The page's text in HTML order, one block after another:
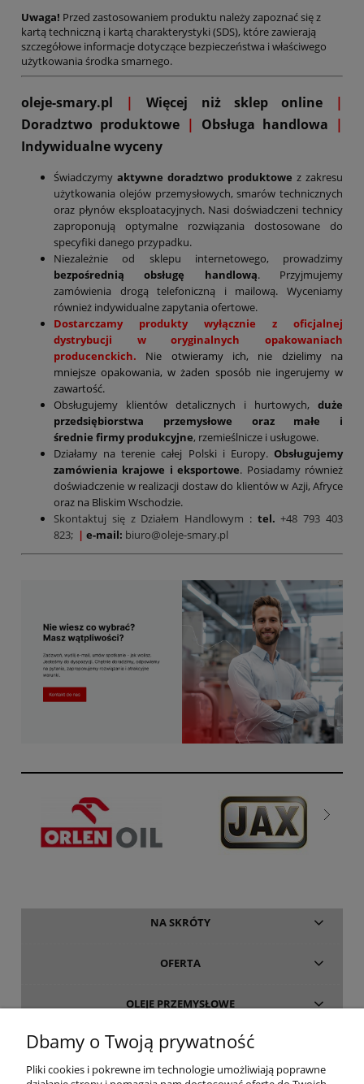
Uwaga! Przed zastosowaniem produktu należy zapoznać się z
kartą techniczną i kartą charakterystyki (SDS), które zawierają
szczegółowe informacje dotyczące bezpieczeństwa i właściwego
użytkowania środka smarnego.
oleje-smary.pl | Więcej niż sklep online
|
Doradztwo produktowe | Obsługa handlowa |
Indywidualne wyceny
Świadczymy aktywne doradztwo produktowe z zakresu
użytkowania olejów przemysłowych, smarów technicznych
oraz płynów eksploatacyjnych. Nasi doświadczeni technicy
zaproponują optymalne rozwiązania dostosowane do
specyfiki danego przypadku.
Niezależnie od sklepu internetowego, prowadzimy
bezpośrednią obsługę handlową. Przyjmujemy
zamówienia drogą telefoniczną i mailową. Wyceniamy
również indywidualne zapytania ofertowe.
Dostarczamy produkty wyłącznie z oficjalnej
dystrybucji w oryginalnych opakowaniach
producenckich. Nie otwieramy ich, nie dzielimy na
mniejsze opakowania, w żaden sposób nie ingerujemy w
zawartość.
Obsługujemy klientów detalicznych i hurtowych, duże
przedsiębiorstwa przemysłowe oraz małe i
średnie firmy produkcyjne, rzemieślnicze i usługowe.
Działamy na terenie całej Polski i Europy. Obsługujemy
zamówienia krajowe i eksportowe. Posiadamy również
doświadczenie w realizacji dostaw do klientów w Azji, Afryce
oraz na Bliskim Wschodzie.
Skontaktuj się z Działem Handlowym : tel.+48 793 403
823; | e-mail: biuro@oleje-smary.pl
NA SKRÓTY
OFERTA
OLEJE PRZEMYSŁOWE
INFORMACJE
Dbamy o Twoją prywatność
Pliki cookies i pokrewne im technologie umożliwiają poprawne